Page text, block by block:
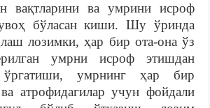
вақтларини ва умрини исроф
бўласан киши. Шу ўринда
лозимки, ҳар бир ота-она ўз
умрни исроф этишдан
ўргатиши, умрнинг ҳар бир
атрофидагилар учун фойдали